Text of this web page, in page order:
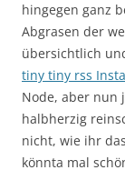
hingegen ganz
Abgrasen der
übersichtlich
tiny tiny rss
Node, aber nun
halbherzig
nicht, wie ihr
könnta mal